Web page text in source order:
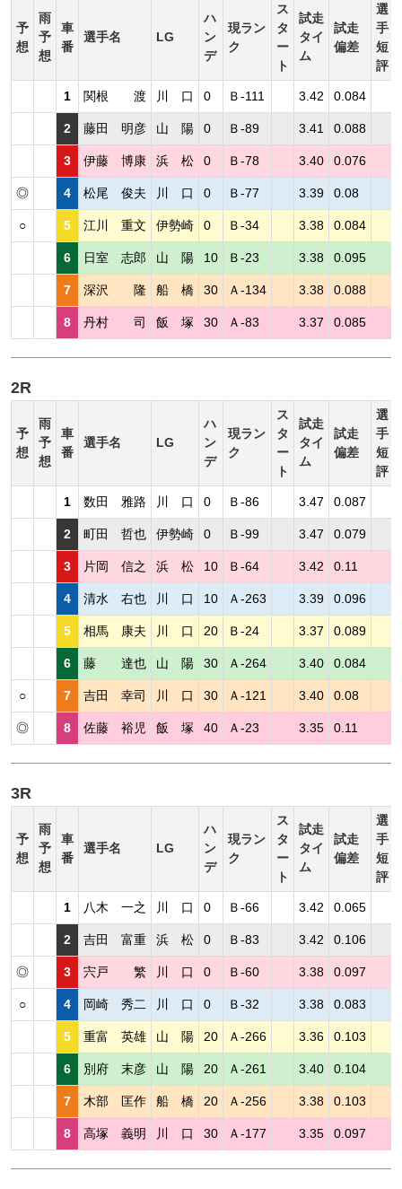
予
想
雨
予
想
車
番
選手名 LG
ハ
ン
デ
現ラン
ク
ス
タ
ー
ト
試走
タイ
ム
試走
偏差
選
手
短
評
1 関根 渡 川 口 0 Ｂ-111 3.42 0.084
2 藤田 明彦 山 陽 0 Ｂ-89 3.41 0.088
3 伊藤 博康 浜 松 0 Ｂ-78 3.40 0.076
◎ 4 松尾 俊夫 川 口 0 Ｂ-77 3.39 0.08
○ 5 江川 重文 伊勢崎 0 Ｂ-34 3.38 0.084
6 日室 志郎 山 陽 10 Ｂ-23 3.38 0.095
7 深沢 隆 船 橋 30 Ａ-134 3.38 0.088
8 丹村 司 飯 塚 30 Ａ-83 3.37 0.085
2R
予
想
雨
予
想
車
番
選手名 LG
ハ
ン
デ
現ラン
ク
ス
タ
ー
ト
試走
タイ
ム
試走
偏差
選
手
短
評
1 数田 雅路 川 口 0 Ｂ-86 3.47 0.087
2 町田 哲也 伊勢崎 0 Ｂ-99 3.47 0.079
3 片岡 信之 浜 松 10 Ｂ-64 3.42 0.11
4 清水 右也 川 口 10 Ａ-263 3.39 0.096
5 相馬 康夫 川 口 20 Ｂ-24 3.37 0.089
6 藤 達也 山 陽 30 Ａ-264 3.40 0.084
○ 7 吉田 幸司 川 口 30 Ａ-121 3.40 0.08
◎ 8 佐藤 裕児 飯 塚 40 Ａ-23 3.35 0.11
3R
予
想
雨
予
想
車
番
選手名 LG
ハ
ン
デ
現ラン
ク
ス
タ
ー
ト
試走
タイ
ム
試走
偏差
選
手
短
評
1 八木 一之 川 口 0 Ｂ-66 3.42 0.065
2 吉田 富重 浜 松 0 Ｂ-83 3.42 0.106
◎ 3 宍戸 繁 川 口 0 Ｂ-60 3.38 0.097
○ 4 岡崎 秀二 川 口 0 Ｂ-32 3.38 0.083
5 重富 英雄 山 陽 20 Ａ-266 3.36 0.103
6 別府 末彦 山 陽 20 Ａ-261 3.40 0.104
7 木部 匡作 船 橋 20 Ａ-256 3.38 0.103
8 高塚 義明 川 口 30 Ａ-177 3.35 0.097